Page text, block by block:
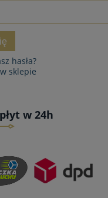
hasła?
sklepie
w 24h